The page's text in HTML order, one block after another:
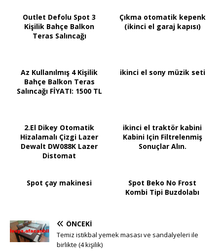
Outlet Defolu Spot 3
Kişilik Bahçe Balkon
Teras Salıncağı
Çıkma otomatik kepenk
(ikinci el garaj kapısı)
Az Kullanılmış 4 Kişilik
Bahçe Balkon Teras
Salıncağı FİYATI: 1500 TL
ikinci el sony müzik seti
2.El Dikey Otomatik
Hizalamalı Çizgi Lazer
Dewalt DW088K Lazer
Distomat
ikinci el traktör kabini
Kabini Için Filtrelenmiş
Sonuçlar Alın.
Spot çay makinesi
Spot Beko No Frost
Kombi Tipi Buzdolabı
ÖNCEKI
Temiz istikbal yemek masası ve sandalyeleri ile
birlikte (4 kişilik)